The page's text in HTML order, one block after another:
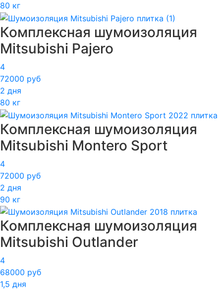
80 кг
Комплексная шумоизоляция
Mitsubishi Pajero
4
72000 руб
2 дня
80 кг
Комплексная шумоизоляция
Mitsubishi Montero Sport
4
72000 руб
2 дня
90 кг
Комплексная шумоизоляция
Mitsubishi Outlander
4
68000 руб
1,5 дня